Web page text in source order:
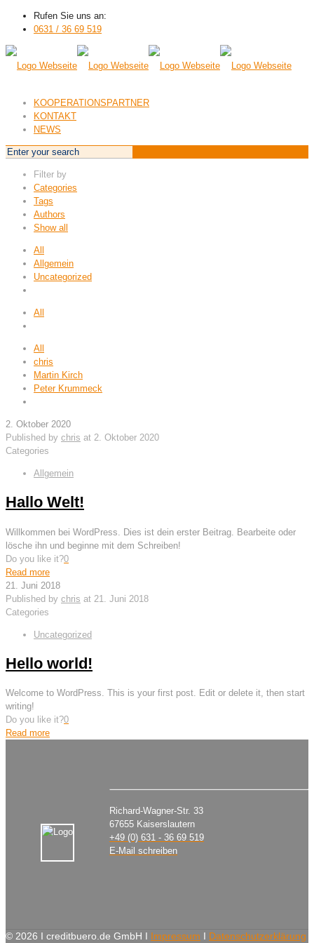
Rufen Sie uns an:
0631 / 36 69 519
KOOPERATIONSPARTNER
KONTAKT
NEWS
Filter by
Categories
Tags
Authors
Show all
All
Allgemein
Uncategorized
All
All
chris
Martin Kirch
Peter Krummeck
2. Oktober 2020
Published by chris at 2. Oktober 2020
Categories
Allgemein
Hallo Welt!
Willkommen bei WordPress. Dies ist dein erster Beitrag. Bearbeite oder
lösche ihn und beginne mit dem Schreiben!
Do you like it?0
Read more
21. Juni 2018
Published by chris at 21. Juni 2018
Categories
Uncategorized
Hello world!
Welcome to WordPress. This is your first post. Edit or delete it, then start
writing!
Do you like it?0
Read more
Richard-Wagner-Str. 33
67655 Kaiserslautern
+49 (0) 631 - 36 69 519
E-Mail schreiben
© 2026 I creditbuero.de GmbH I Impressum I Datenschutzerklärung